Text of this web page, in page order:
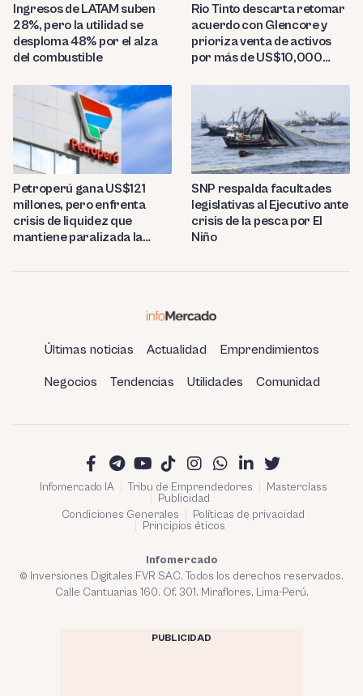
Ingresos de LATAM suben
28%, pero la utilidad se
desploma 48% por el alza
del combustible
Rio Tinto descarta retomar
acuerdo con Glencore y
prioriza venta de activos
por más de US$10,000
Petroperú gana US$121
millones, pero enfrenta
crisis de liquidez que
mantiene paralizada la
SNP respalda facultades
legislativas al Ejecutivo ante
crisis de la pesca por El
Niño
Últimas noticias Actualidad Emprendimientos
Negocios Tendencias Utilidades Comunidad
Infomercado IA Tribu de Emprendedores
Masterclass
Publicidad
Condiciones Generales
Políticas de privacidad
Principios éticos
Infomercado
© Inversiones Digitales FVR SAC. Todos los derechos reservados.
Calle Cantuarias 160. Of. 301. Miraflores, Lima-Perú.
PUBLICIDAD